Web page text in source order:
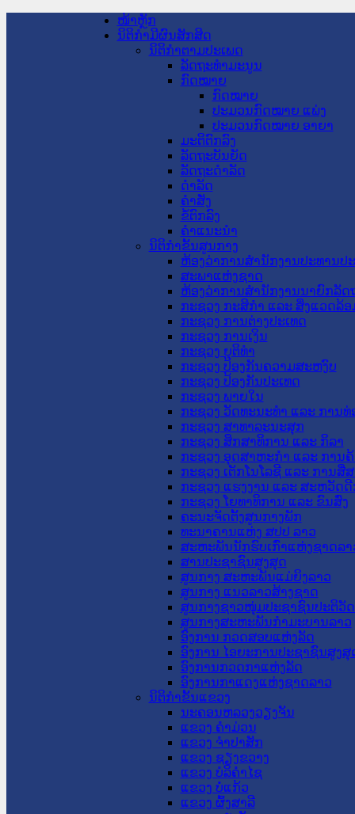
ໜ້າຫຼັກ
ນິຕິກໍາມີຜົນສັກສິດ
ນິຕິກໍາຕາມປະເພດ
ລັດຖະທໍາມະນູນ
ກົດໝາຍ
ກົດໝາຍ
ປະມວນກົດໝາຍ ແພ່ງ
ປະມວນກົດໝາຍ ອາຍາ
ມະຕິຕົກລົງ
ລັດຖະບັນຍັດ
ລັດຖະດໍາລັດ
ດໍາລັດ
ຄໍາສັ່ງ
ຂໍ້ຕົກລົງ
ຄໍາແນະນໍາ
ນິຕິກໍາຂັ້ນສູນກາງ
ຫ້ອງວ່າການສໍານັກງານປະທານປ
ສະພາແຫ່ງຊາດ
ຫ້ອງວ່າການສຳນັກງານນາຍົກລັດ
ກະຊວງ ກະສິກຳ ແລະ ສິ່ງແວດລ້ອ
ກະຊວງ ການຕ່າງປະເທດ
ກະຊວງ ການເງິນ
ກະຊວງ ຍຸຕິທໍາ
ກະຊວງ ປ້ອງກັນຄວາມສະຫງົບ
ກະຊວງ ປ້ອງກັນປະເທດ
ກະຊວງ ພາຍໃນ
ກະຊວງ ວັດທະນະທຳ ແລະ ການທ່
ກະຊວງ ສາທາລະນະສຸກ
ກະຊວງ ສຶກສາທິການ ແລະ ກິລາ
ກະຊວງ ອຸດສາຫະກຳ ແລະ ການຄ້
ກະຊວງ ເຕັກໂນໂລຊີ ແລະ ການສື່
ກະຊວງ ແຮງງານ ແລະ ສະຫວັດ
ກະຊວງ ໂຍທາທິການ ແລະ ຂົນສົ່ງ
ຄະນະຈັດຕັ້ງສູນກາງພັກ
ທະນາຄານແຫ່ງ ສປປ ລາວ
ສະຫະພັນນັກຮົບເກົ່າແຫ່ງຊາດລາ
ສານປະຊາຊົນສູງສຸດ
ສູນກາງ ສະຫະພັນແມ່ຍິງລາວ
ສູນກາງ ແນວລາວສ້າງຊາດ
ສູນກາງຊາວໜຸ່ມປະຊາຊົນປະຕິວັ
ສູນກາງສະຫະພັນກຳມະບານລາວ
ອົງການ ກວດສອບແຫ່ງລັດ
ອົງການ ໄອຍະການປະຊາຊົນສູງສຸ
ອົງການກວດກາແຫ່ງລັດ
ອົງການກາແດງແຫ່ງຊາດລາວ
ນິຕິກໍາຂັ້ນແຂວງ
ນະ​ຄອນ​ຫລວງວຽງຈັນ
ແຂວງ ຄໍາມ່ວນ
ແຂວງ ຈໍາປາສັກ
ແຂວງ ຊຽງຂວາງ
ແຂວງ ບໍລິຄໍາໄຊ
ແຂວງ ບໍ່ແກ້ວ
ແຂວງ ຜົ້ງສາລີ